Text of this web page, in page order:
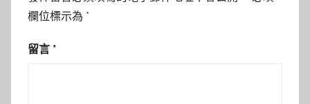
欄位標示為 *
留言 *